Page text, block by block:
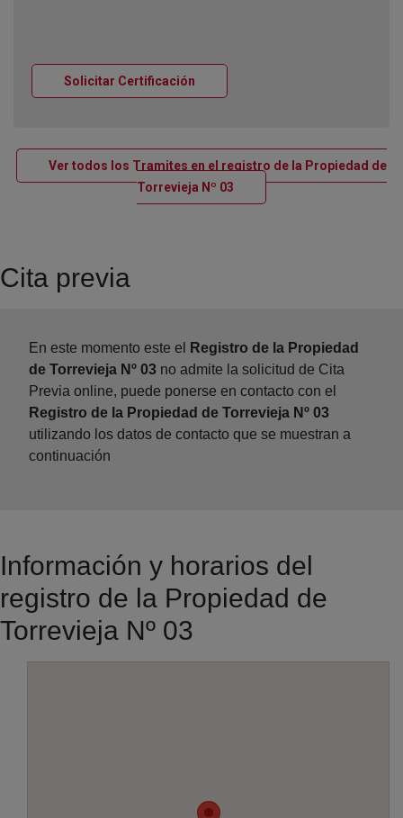
Solicitar Certificación
Ver todos los Tramites en el registro de la Propiedad de
Torrevieja Nº 03 Ventana nueva
Cita previa
En este momento este el
Registro de la Propiedad
de Torrevieja Nº 03 no admite la solicitud de Cita
Previa online, puede ponerse en contacto con el
Registro de la Propiedad de Torrevieja Nº 03
utilizando los datos de contacto que se muestran a
continuación
Información y horarios del
registro de la Propiedad de
Torrevieja Nº 03